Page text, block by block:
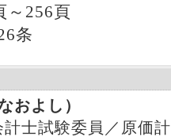
～256頁
条
およし）
士試験委員／原価